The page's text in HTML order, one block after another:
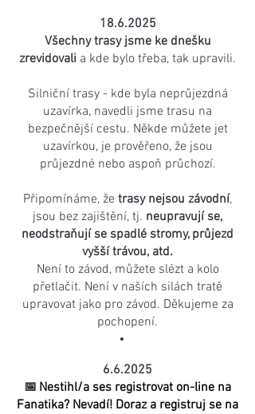
18.6.2025
Všechny trasy jsme ke dnešku
zrevidovali a kde bylo třeba, tak upravili.
Silniční trasy - kde byla neprůjezdná
uzavírka, navedli jsme trasu na
bezpečnější cestu. Někde můžete jet
uzavírkou, je prověřeno, že jsou
průjezdné nebo aspoň průchozí.
Připomínáme, že trasy nejsou závodní,
jsou bez zajištění, tj. neupravují se,
neodstraňují se spadlé stromy, průjezd
vyšší trávou, atd.
Není to závod, můžete slézt a kolo
přetlačit. Není v naších silách tratě
upravovat jako pro závod. Děkujeme za
pochopení.
6.6.2025
📅 Nestihl/a ses registrovat on-line na
Fanatika? Nevadí! Doraz a registruj se na